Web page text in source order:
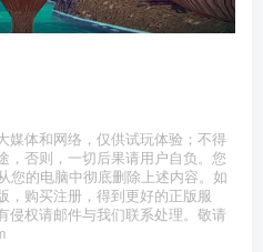
媒体和网络，仅供试玩体验；不得
，否则，一切后果请用户自负。您
您的电脑中彻底删除上述内容。如
，购买注册，得到更好的正版服
侵权请邮件与我们联系处理。敬请